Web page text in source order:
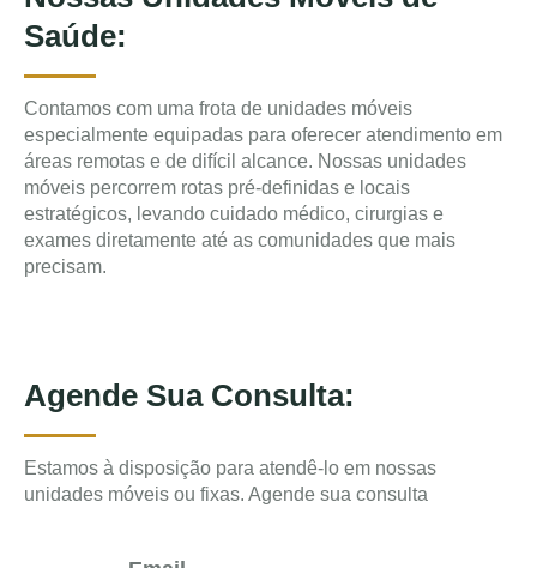
Saúde:
Contamos com uma frota de unidades móveis
especialmente equipadas para oferecer atendimento em
áreas remotas e de difícil alcance. Nossas unidades
móveis percorrem rotas pré-definidas e locais
estratégicos, levando cuidado médico, cirurgias e
exames diretamente até as comunidades que mais
precisam.
Agende Sua Consulta:
Estamos à disposição para atendê-lo em nossas
unidades móveis ou fixas. Agende sua consulta